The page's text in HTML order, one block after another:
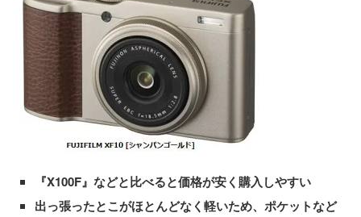
『X100F』などと比べると価格が安く購入しやすい
出っ張ったとこがほとんどなく軽いため、ポケットなど